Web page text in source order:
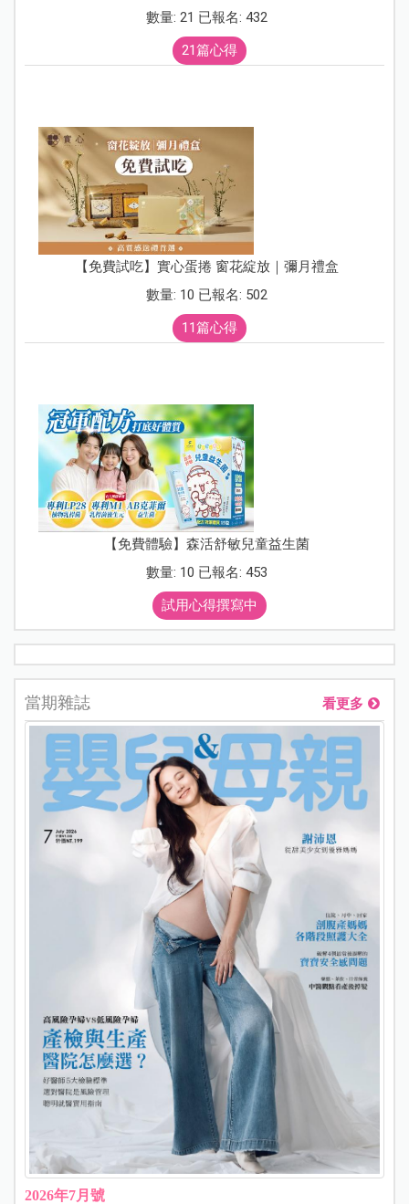
數量: 21 已報名: 432
21篇心得
【免費試吃】實心蛋捲 窗花綻放｜彌月禮盒
數量: 10 已報名: 502
11篇心得
【免費體驗】森活舒敏兒童益生菌
數量: 10 已報名: 453
試用心得撰寫中
當期雜誌 看更多
2026年7月號